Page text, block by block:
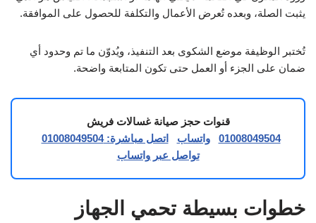
يثبت الصلة، وبعده تُعرض الأعمال والتكلفة للحصول على الموافقة.
تُختبر الوظيفة موضع الشكوى بعد التنفيذ، ويُدوّن ما تم وحدود أي
ضمان على الجزء أو العمل حتى تكون المتابعة واضحة.
قنوات حجز صيانة غسالات فريش
01008049504
واتساب
اتصل مباشرة: 01008049504
تواصل عبر واتساب
خطوات بسيطة تحمي الجهاز